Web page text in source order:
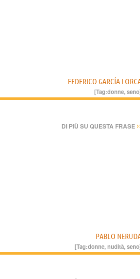
FEDERICO GARCÍA
[Tag:donne,seno
DI PIÙ SU QUESTA FRASE
PABLO
[Tag:donne,nudità,seno